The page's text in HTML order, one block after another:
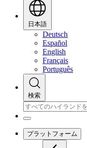
日本語
Deutsch
Español
English
Français
Português
検索
プラットフォーム